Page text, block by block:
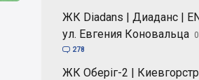
ЖК Diadans | Диаданс |
ул. Евгения Коновальца
 278
ЖК Оберіг-2 |